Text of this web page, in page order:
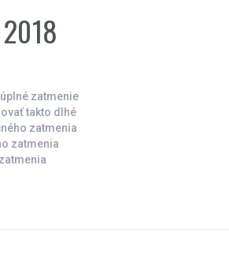
zatmenie
takto dlhé
zatmenia
zatmenia